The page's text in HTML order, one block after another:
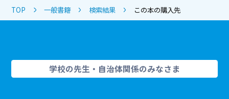
TOP 一般書籍 検索結果 この本の購入先
学校の先生・自治体関係のみなさま